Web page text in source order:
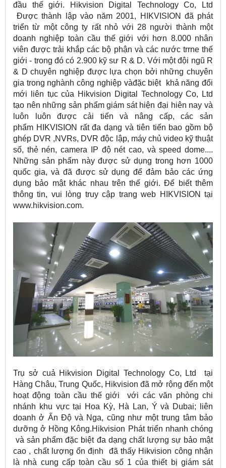
đầu thế giới. Hikvision Digital Technology Co, Ltd
Được thành lập vào năm 2001, HIKVISION đã phát
triển từ một công ty rất nhỏ với 28 người thành một
doanh nghiệp toàn cầu thế giới với hơn 8.000 nhân
viên được trải khắp các bộ phận và các nước trrne thế
giới - trong đó có 2.900 kỹ sư R & D. Với một đội ngũ R
& D chuyên nghiệp được lựa chọn bởi những chuyên
gia trong nghành công nghiệp vàđặc biệt khả năng đổi
mới liên tục của Hikvision Digital Technology Co, Ltd
tạo nên những sản phẩm giám sát hiện đại hiên nay và
luôn luôn được cải tiến và nâng cấp, các sản
phẩm HIKVISION rất đa dạng và tiên tiến bao gồm bộ
ghép DVR ,NVRs, DVR độc lập, máy chủ video kỹ thuật
số, thẻ nén, camera IP độ nét cao, và speed dome....
Những sản phẩm này được sử dụng trong hơn 1000
quốc gia, và đã được sử dụng để đảm bảo các ứng
dụng bảo mật khác nhau trên thế giới. Để biết thêm
thông tin, vui lòng truy cập trang web HIKVISION tại
www.hikvision.com.
Trụ sở cuả Hikvision Digital Technology Co, Ltd tại
Hàng Châu, Trung Quốc, Hikvision đã mở rộng đến một
hoạt động toàn cầu thế giới với các văn phòng chi
nhánh khu vực tại Hoa Kỳ, Hà Lan, Ý và Dubai; liên
doanh ở Ấn Độ và Nga, cũng như một trung tâm bảo
dưỡng ở Hồng Kông.Hikvision Phát triển nhanh chóng
và sản phẩm đặc biệt đa dạng chất lượng sự bảo mật
cao , chất lượng ổn định đã thấy Hikvision công nhận
là nhà cung cấp toàn cầu số 1 của thiết bị giám sát